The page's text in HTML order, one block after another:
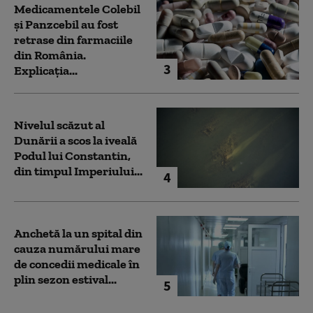
3
Medicamentele Colebil
și Panzcebil au fost
retrase din farmaciile
din România.
Explicația...
4
Nivelul scăzut al
Dunării a scos la iveală
Podul lui Constantin,
din timpul Imperiului...
5
Anchetă la un spital din
cauza numărului mare
de concedii medicale în
plin sezon estival...